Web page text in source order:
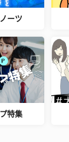
ーツ
特集